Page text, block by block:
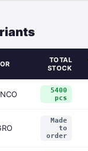
TOTAL
STOCK
5400
pcs
Made
to
order